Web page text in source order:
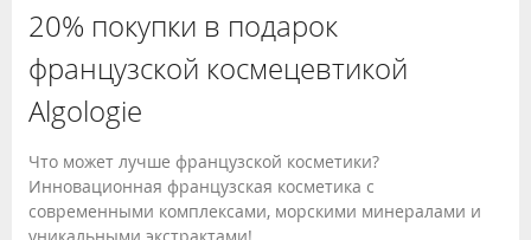
20% покупки в подарок
французской космецевтикой
Algologie
Что может лучше французской косметики?
Инновационная французская косметика с
современными комплексами, морскими минералами и